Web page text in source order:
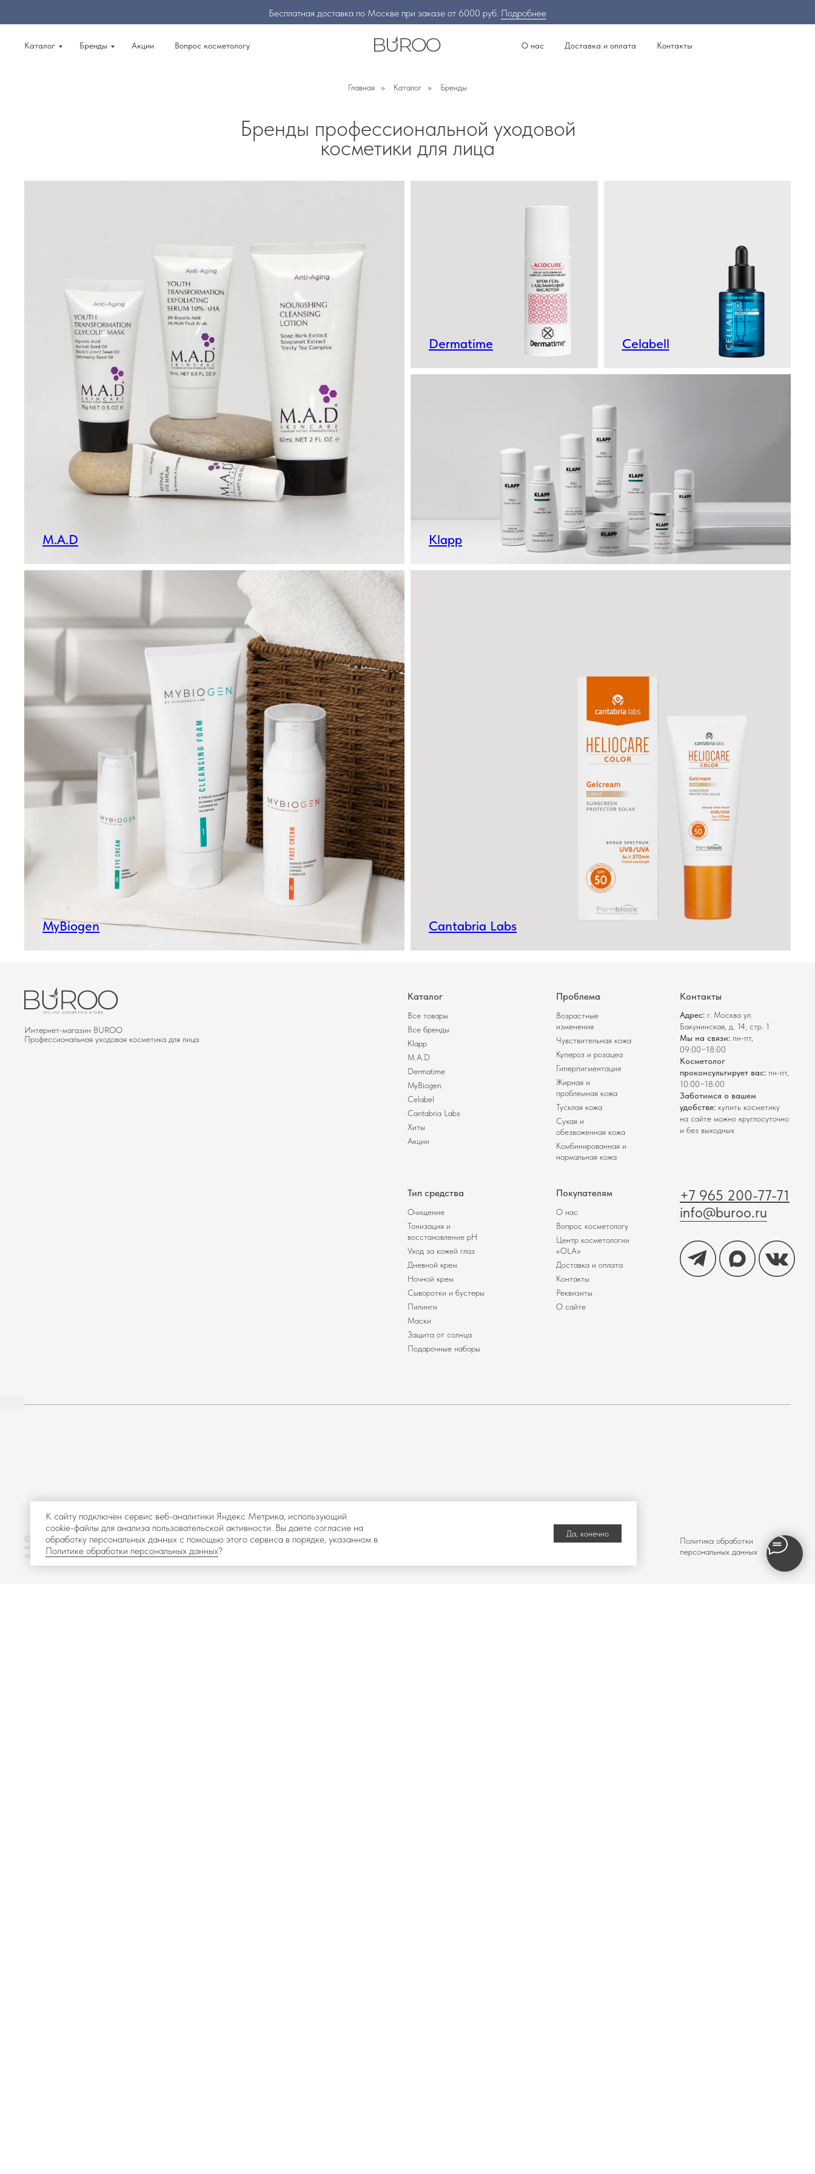
Бесплатная доставка по Москве при заказе от 6000 руб. Подробнее
Каталог Бренды Акции Вопрос косметологу О нас Доставка и оплата Контакты
Главная » Каталог » Бренды
Бренды профессиональной уходовой
косметики для лица
M.A.D
Dermatime Celabell
Klapp
MyBiogen Cantabria Labs
Адрес: г. Москва ул.
Бакунинская, д. 14, стр. 1
Мы на связи: пн-пт,
09:00−18:00
Косметолог
проконсультирует вас: пн-пт,
10:00−18:00
Заботимся о вашем
удобстве: купить косметику
на сайте можно круглосуточно
и без выходных
Контакты
О нас
Доставка и оплата
Центр косметологии
«OLA»
Вопрос косметологу
О сайте
Реквизиты
Контакты
Покупателям
Тусклая кожа
Жирная и
проблемная кожа
Комбинированная и
нормальная кожа
Сухая и
обезвоженная кожа
Гиперпигментация
Купероз и розацеа
Возрастные
изменения
Чувствительная кожа
Проблема
Тонизация и
восстановление pH
Очищение
Уход за кожей глаз
Дневной крем
Пилинги
Маски
Подарочные наборы
Защита от солнца
Ночной крем
Сыворотки и бустеры
Политика обработки
персональных данных
© 2025-2026 Интернет магазин «BUROО» Все права защищены. Копирование и иное
использование материалов с сайта без разрешения правообладателя запрещено и влечет
ответственность, предусмотренную действующим законодательством
Тип средства
Каталог
MyBiogen
Dermatime
Хиты
Акции
Cantabria Labs
Celabel
M.A.D
Klapp
+7 965 200-77-71
info@buroo.ru
Все товары
Все бренды
Интернет-магазин BUROО
Профессиональная уходовая косметика для лица
К сайту подключен сервис веб-аналитики Яндекс Метрика, использующий
cookie-файлы для анализа пользовательской активности. Вы даете согласие на
обработку персональных данных с помощью этого сервиса в порядке, указанном в
Политике обработки персональных данных?
Да, конечно